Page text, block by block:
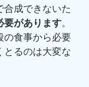
合成できないた
要があります。
の食事から必要
とるのは大変な